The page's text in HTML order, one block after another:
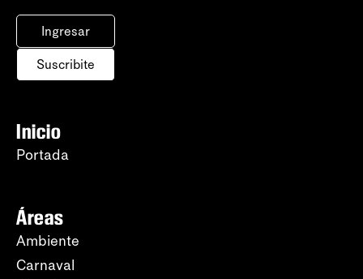
Ingresar
Suscribite
Inicio
Portada
Áreas
Ambiente
Carnaval